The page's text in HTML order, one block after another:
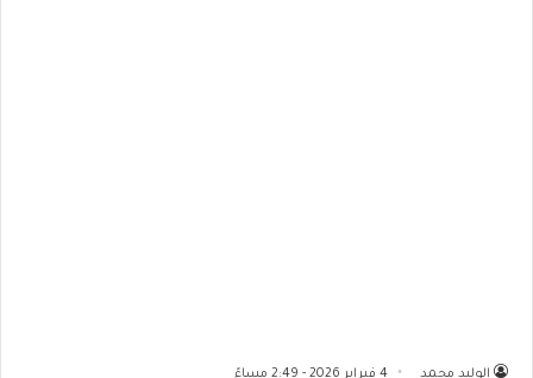
الوليد محمد 4 فبراير 2026 - 2:49 مساءً